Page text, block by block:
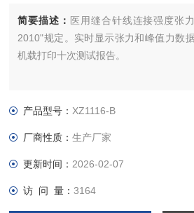
简要描述： 医用缝合针线连接强度张
2010"规定。实时显示张力和峰值力数
机载打印十次测试报告。
产品型号： XZ1116-B
厂商性质：生产厂家
更新时间： 2026-02-07
访 问 量：3164